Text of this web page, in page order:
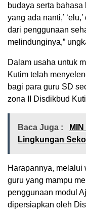
budaya serta bahasa
yang ada nanti,’
dari penggunaan
melindunginya,”
Dalam usaha untuk
Kutim telah
bagi para guru SD
zona II Disdikbud
Baca Juga :
Lingkungan
Harapannya, melalui
guru yang mampu
penggunaan modul
dipersiapkan oleh